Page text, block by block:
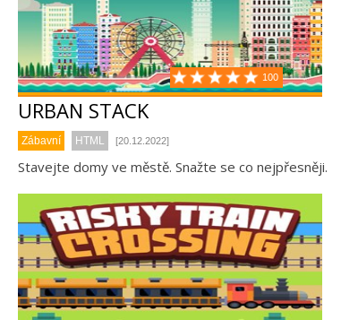
100
URBAN STACK
Zábavní HTML [20.12.2022]
Stavejte domy ve městě. Snažte se co nejpřesněji.